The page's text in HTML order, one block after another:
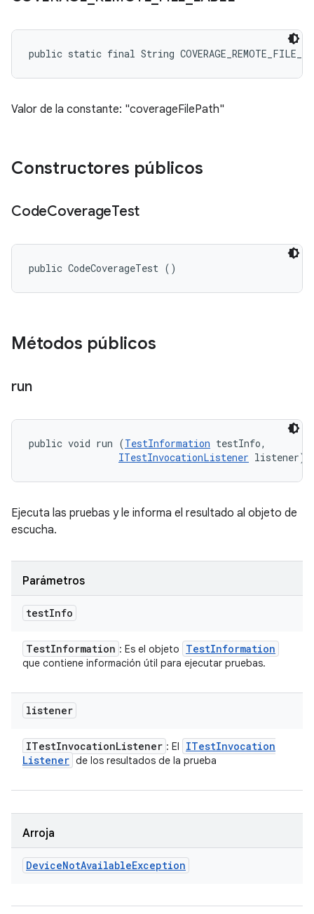
public static final String
Valor de la constante: "coverageFilePath"
Constructores públicos
CodeCoverageTest
public CodeCoverageTest ()
Métodos públicos
run
public void run (TestInformation testInfo,
ITestInvocationListener listener)
Ejecuta las pruebas y le informa el resultado al objeto de
escucha.
Parámetros
testInfo
TestInformation : Es el objeto TestInformation
que contiene información útil para ejecutar pruebas.
listener
ITestInvocationListener : El ITestInvocation
Listener de los resultados de la prueba
Arroja
DeviceNotAvailableException